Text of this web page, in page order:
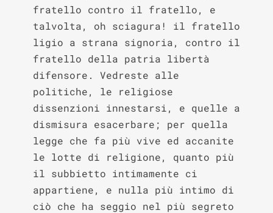
fratello contro il fratello, e
talvolta, oh sciagura! il fratello
ligio a strana signoria, contro il
fratello della patria libertà
difensore. Vedreste alle
politiche, le religiose
dissenzioni innestarsi, e quelle a
dismisura esacerbare; per quella
legge che fa più vive ed accanite
le lotte di religione, quanto più
il subbietto intimamente ci
appartiene, e nulla più intimo di
ciò che ha seggio nel più segreto